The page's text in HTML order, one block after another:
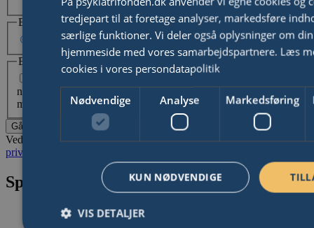
Betalingsmetode
Visa eller MasterCard
MobilePay
Bevar kontakten
Ja tak, jeg vil gerne kontaktes af Psykiatrifonden med
nyheder og information om hvordan jeg i fremtiden kan være
med til at støtte vores arbejde.
Gå til betaling
Ved at fortsætte accepterer jegvilkår & betingelserog
privatlivspolitikken
Spørgsmål
Hvorfor skal jeg tilføje en kommentar?
tredjepart til at foretage analyser, markedsføre
særlige funktioner. Vi deler også oplysninger om
hjemmeside med vores samarbejdspartnere. Læs
cookies i vores persondatapolitik
Nødvendige Analyse Markedsføring
KUN NØDVENDIGE
VIS DETALJER